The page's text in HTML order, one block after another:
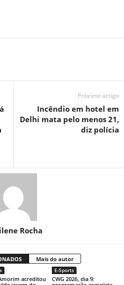
Próximo artigo
Incêndio em hotel em
Delhi mata pelo menos 21,
diz polícia
Rocha
Mais do autor
acreditou
E-Sports
CWG 2026, dia 9: